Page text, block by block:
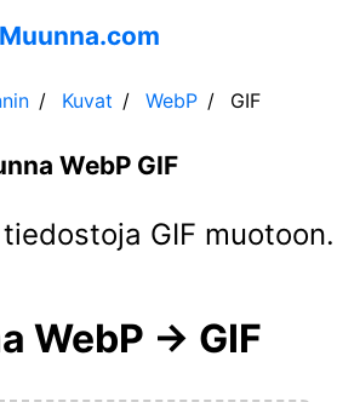
Muunna.com
Kuvat WebP GIF
WebP GIF
GIF muotoon.
WebP → GIF